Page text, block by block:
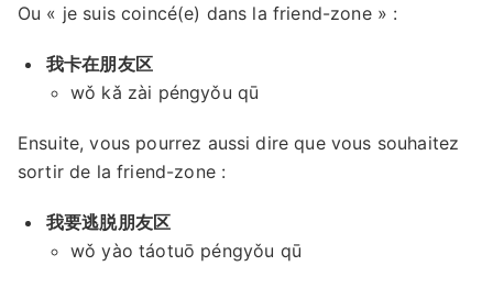
Ou « je suis coincé(e) dans la friend-zone » :
我卡在朋友区
wǒ kǎ zài péngyǒu qū
Ensuite, vous pourrez aussi dire que vous souhaitez
sortir de la friend-zone :
我要逃脱朋友区
wǒ yào táotuō péngyǒu qū